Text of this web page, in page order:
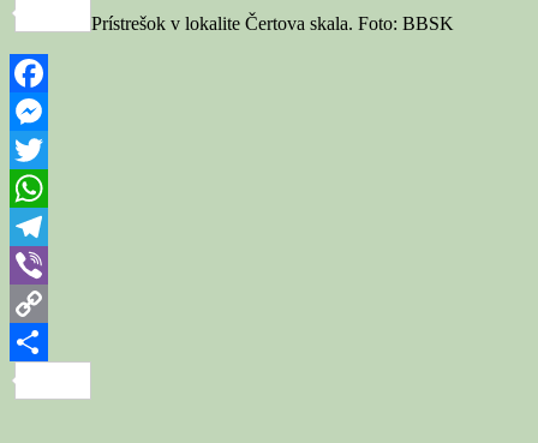
Link
Share
Prístrešok v lokalite Čertova skala. Foto: BBSK
Facebook
Messenger
Twitter
WhatsApp
Telegram
Viber
Copy
Link